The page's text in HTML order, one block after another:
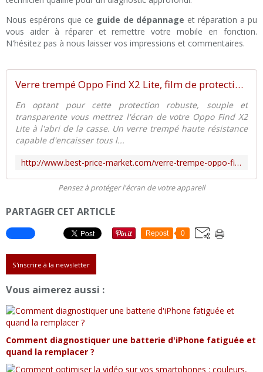
Nous espérons que ce guide de dépannage et réparation a pu
vous aider à réparer et remettre votre mobile en fonction.
N'hésitez pas à nous laisser vos impressions et commentaires.
Verre trempé Oppo Find X2 Lite, film de protection d'écran
En optant pour cette protection robuste, souple et
transparente vous mettrez l'écran de votre Oppo Find X2
Lite à l'abri de la casse. Un verre trempé haute résistance
capable d'encaisser tous l...
http://www.best-price-market.com/verre-trempe-oppo-find-x2-lite
Pensez à protéger l'écran de votre appareil
PARTAGER CET ARTICLE
Repost 0
S'inscrire à la newsletter
Vous aimerez aussi :
Comment diagnostiquer une batterie d'iPhone fatiguée et
quand la remplacer ?